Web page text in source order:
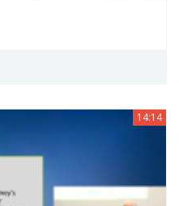
14:14